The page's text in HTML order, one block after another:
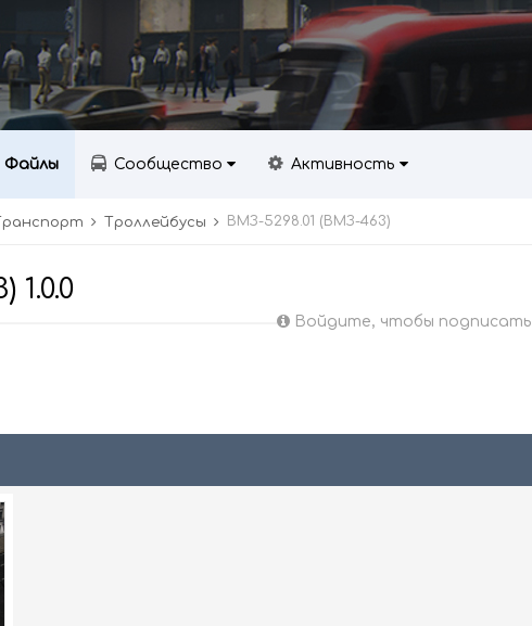
Файлы Сообщество Активность
Транспорт Троллейбусы ВМЗ-5298.01 (ВМЗ-463)
Войдите, чтобы